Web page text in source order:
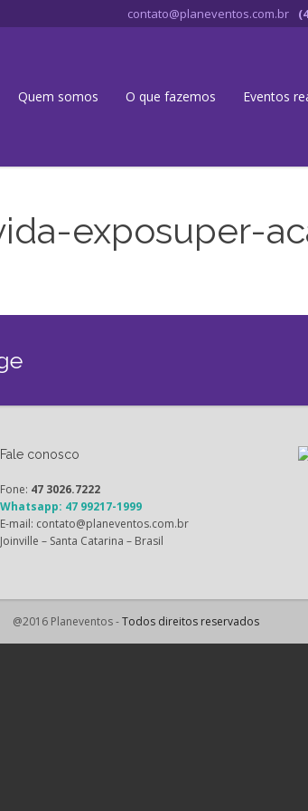
contato@planeventos.com.br
Quem somos O que fazemos Eventos
exposuper-
Fale conosco
Fone: 47 3026.7222
Whatsapp: 47 99217-1999
E-mail: contato@planeventos.com.br
Joinville – Santa Catarina – Brasil
@2016 Planeventos -Todos direitos reservados